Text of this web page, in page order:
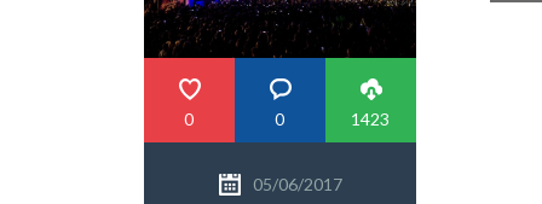
PRETRAGA
0 0 1423
05/06/2017